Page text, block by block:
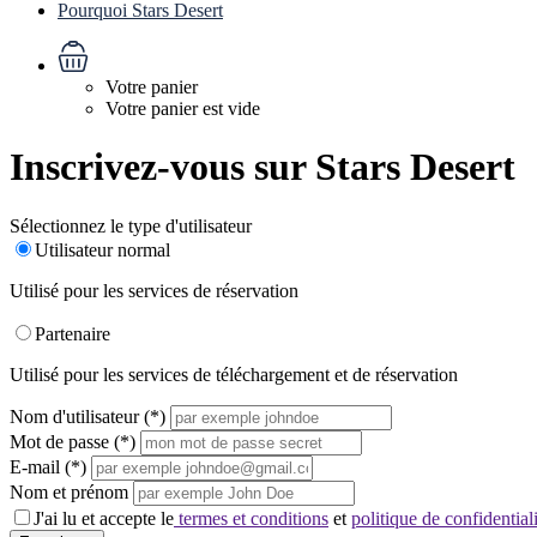
Pourquoi Stars Desert
Votre panier
Votre panier est vide
Inscrivez-vous sur Stars Desert
Sélectionnez le type d'utilisateur
Utilisateur normal
Utilisé pour les services de réservation
Partenaire
Utilisé pour les services de téléchargement et de réservation
Nom d'utilisateur(*)
Mot de passe (*)
E-mail (*)
Nom et prénom
J'ai lu et accepte le termes et conditions et politique de